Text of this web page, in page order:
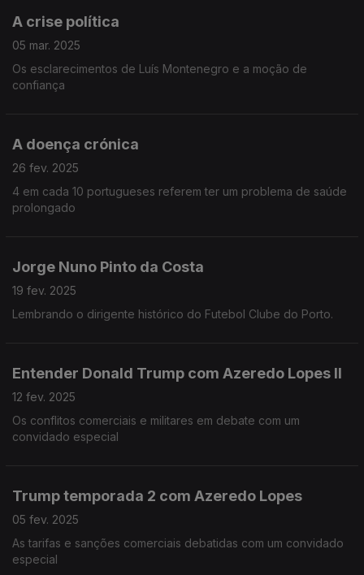
A crise política
05 mar. 2025
Os esclarecimentos de Luís Montenegro e a moção de
confiança
A doença crónica
26 fev. 2025
4 em cada 10 portugueses referem ter um problema de saúde
prolongado
Jorge Nuno Pinto da Costa
19 fev. 2025
Lembrando o dirigente histórico do Futebol Clube do Porto.
Entender Donald Trump com Azeredo Lopes II
12 fev. 2025
Os conflitos comerciais e militares em debate com um
convidado especial
Trump temporada 2 com Azeredo Lopes
05 fev. 2025
As tarifas e sanções comerciais debatidas com um convidado
especial